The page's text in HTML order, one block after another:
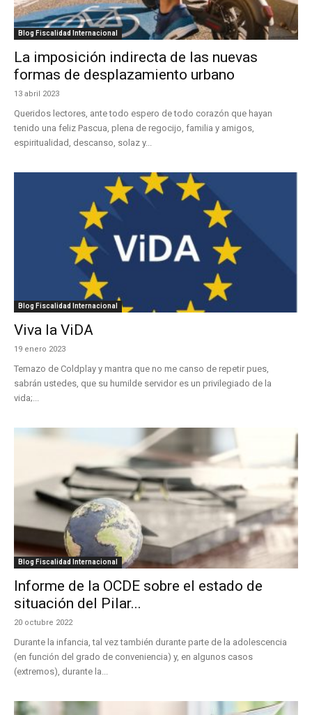
Blog Fiscalidad Internacional
La imposición indirecta de las nuevas
formas de desplazamiento urbano
13 abril 2023
Queridos lectores, ante todo espero de todo corazón que hayan
tenido una feliz Pascua, plena de regocijo, familia y amigos,
espiritualidad, descanso, solaz y...
Blog Fiscalidad Internacional
Viva la ViDA
19 enero 2023
Temazo de Coldplay y mantra que no me canso de repetir pues,
sabrán ustedes, que su humilde servidor es un privilegiado de la
vida;...
Blog Fiscalidad Internacional
Informe de la OCDE sobre el estado de
situación del Pilar...
20 octubre 2022
Durante la infancia, tal vez también durante parte de la adolescencia
(en función del grado de conveniencia) y, en algunos casos
(extremos), durante la...